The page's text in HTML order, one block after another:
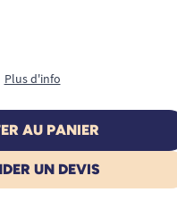
Plus d'info
AU PANIER
UN DEVIS